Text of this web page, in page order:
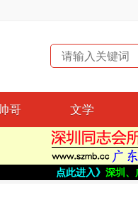
哥 文学
点此进入》 深圳、